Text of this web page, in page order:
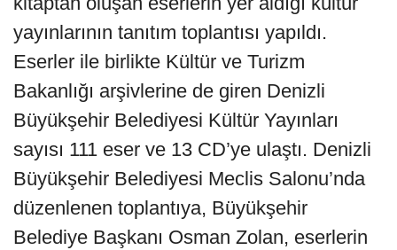
yayınlarının tanıtım toplantısı yapıldı.
Eserler ile birlikte Kültür ve Turizm
Bakanlığı arşivlerine de giren Denizli
Büyükşehir Belediyesi Kültür Yayınları
sayısı 111 eser ve 13 CD’ye ulaştı. Denizli
Büyükşehir Belediyesi Meclis Salonu’nda
düzenlenen toplantıya, Büyükşehir
Belediye Başkanı Osman Zolan, eserlerin